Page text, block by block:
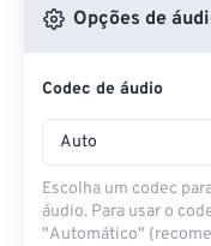
Do
Opções de
Codec de áudio
Auto
Escolha um codec
áudio. Para usar o
"Automático"